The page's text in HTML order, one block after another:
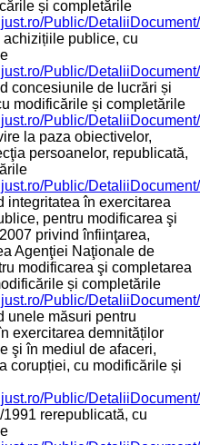
și completările
Public/
achizițiile publice, cu
Public/
concesiunile de lucrări și
modificările și completările
Public/
la paza obiectivelor,
persoanelor, republicată,
Public/
integritatea în exercitarea
pentru modificarea şi
privind înfiinţarea,
Agenţiei Naţionale de
modificarea şi completarea
și completările
Public/
unele măsuri pentru
exercitarea demnităților
şi în mediul de afaceri,
corupției, cu modificările și
Public/
rerepublicată, cu